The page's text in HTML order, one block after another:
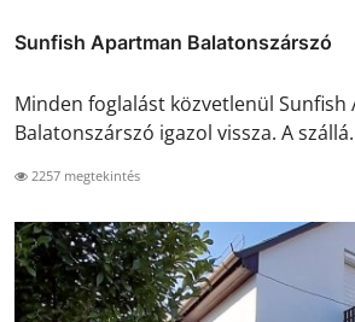
Sunfish Apartman Balatonszárszó
Minden foglalást közvetlenül Sunfish
Balatonszárszó igazol vissza. A
2257 megtekintés